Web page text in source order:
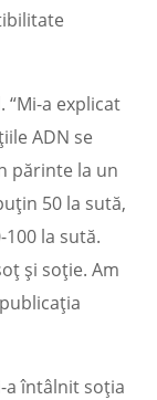
“Mi-a explicat
ADN se
părinte la un
50 la sută,
la sută.
și soție. Am
a întâlnit soția